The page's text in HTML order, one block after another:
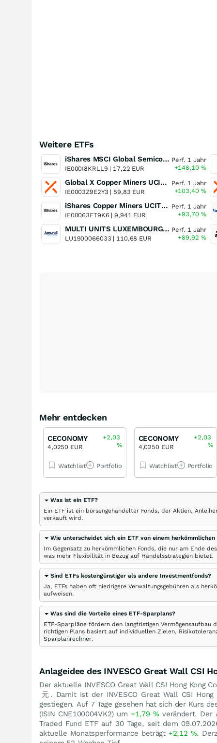
Weitere ETFs
iShares MSCI Global Semiconductors UCITS ETF USD (Acc)
IE000I8KRLL9 | 17,22 EUR
Perf. 1 Jahr
+148,10 %
Global X Copper Miners UCITS ETF USD Acc
IE0003Z9E2Y3 | 59,83 EUR
Perf. 1 Jahr
+103,40 %
iShares Copper Miners UCITS ETF
IE00063FT9K6 |9,941 EUR
Perf. 1 Jahr
+93,70 %
MULTI UNITS LUXEMBOURG - Lyxor MSCI Semiconductors ESG Filtered
LU1900066033 | 110,68 EUR
Perf. 1 Jahr
+89,92 %
Mehr entdecken
CECONOMY
4,0250 EUR
+2,03
%
Watchlist Portfolio
CECONOMY
4,0250 EUR
+2,03
%
Watchlist Portfolio
Was ist ein ETF?
Ein ETF ist ein börsengehandelter Fonds, der Aktien,
verkauft wird.
Wie unterscheidet sich ein ETF von einem herkömmlichen
Im Gegensatz zu herkömmlichen Fonds, die nur am Ende
was mehr Flexibilität in Bezug auf Handelsstrategien bietet.
Sind ETFs kostengünstiger als andere Investmentfonds?
Ja, ETFs haben oft niedrigere Verwaltungsgebühren als
aufweisen.
Was sind die Vorteile eines ETF-Sparplans?
ETF-Sparpläne fördern den langfristigen Vermögensaufbau
richtigen Plans basiert auf individuellen Zielen,
Sparplanrechner.
Anlageidee des INVESCO Great Wall CSI
Der aktuelle INVESCO Great Wall CSI Hong Kong
元 . Damit ist der INVESCO Great Wall CSI
gestiegen. Auf 7 Tage gesehen hat sich der Kurs
(ISIN CNE100004VK2) um +1,79%verändert. Der
Traded Fund ETF auf 30 Tage, seit dem
aktuelle Monatsperformance beträgt +2,12 %.